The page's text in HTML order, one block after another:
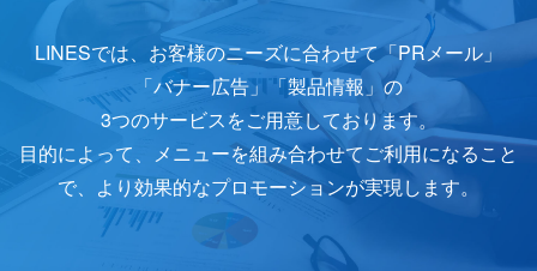
LINESでは、お客様のニーズに合わせて「PRメール」
「バナー広告」「製品情報」の
3つのサービスをご用意しております。
目的によって、メニューを組み合わせてご利用になること
で、 より効果的なプロモーションが実現します。